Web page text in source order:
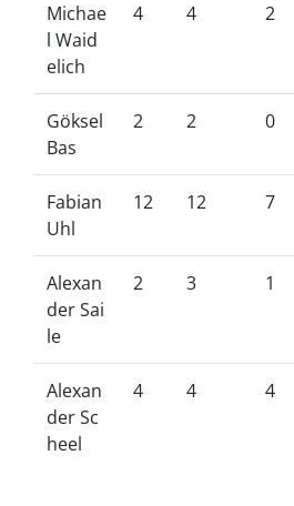
Michae
l Waid
elich
4 4 2
Göksel
Bas
2 2 0
Fabian
Uhl
12 12 7
Alexan
der Sai
le
2 3 1
Alexan
der Sc
heel
4 4 4